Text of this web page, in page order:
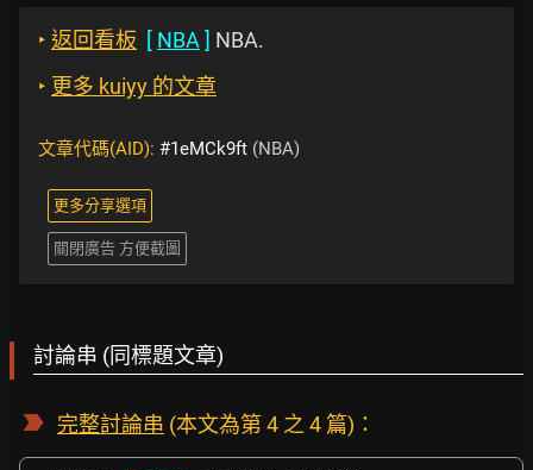
‣ 返回看板 [ NBA ] NBA.
‣ 更多 kuiyy 的文章
文章代碼(AID): #1eMCk9ft (NBA)
更多分享選項
關閉廣告 方便截圖
討論串 (同標題文章)
完整討論串 (本文為第 4 之 4 篇)：